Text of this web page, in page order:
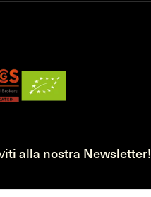
alla nostra Newsletter!